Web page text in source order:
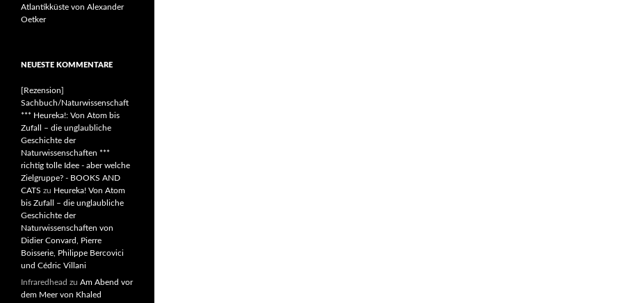
Atlantikküste von Alexander
Oetker
NEUESTE KOMMENTARE
[Rezension]
Sachbuch/Naturwissenschaft
*** Heureka!: Von Atom bis
Zufall – die unglaubliche
Geschichte der
Naturwissenschaften ***
richtig tolle Idee - aber welche
Zielgruppe? - BOOKS AND
CATS zu Heureka! Von Atom
bis Zufall – die unglaubliche
Geschichte der
Naturwissenschaften von
Didier Convard, Pierre
Boisserie, Philippe Bercovici
und Cédric Villani
Infraredhead zu Am Abend vor
dem Meer von Khaled